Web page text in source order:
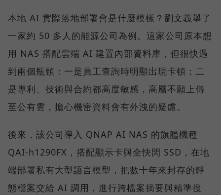
本地 AI 實際落地部署會是什麼模樣？劉文義舉了
一家約 50 多人的能源公司為例。這家公司原本想
用 NAS 搭配雲端 AI 建置內部資料庫，但很快遇
到兩個瓶頸：一是員工查詢時明顯出現卡頓；二
是專利、技術與合約都高度敏感，高層不願上傳
至公有雲，擔心機密資料會有外洩的疑慮。
後來，該公司導入 QNAP AI NAS 的旗艦機種
QAI-h1290FX，搭配顯示卡與全快閃 SSD，在地
端部署私有大型語言模型，把數十年來封存的靜
態檔案交給 AI 調用，進行跨檔案摘要與精準搜